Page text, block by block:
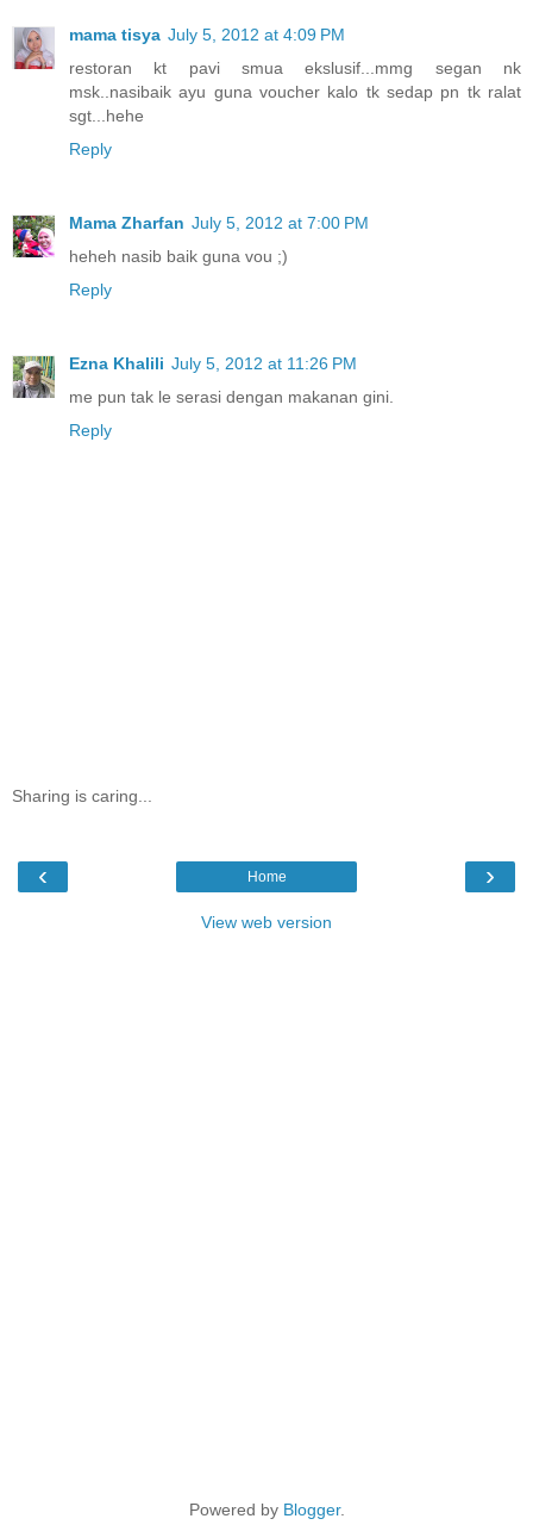
mama tisya July 5, 2012 at 4:09 PM
restoran kt pavi smua ekslusif...mmg segan nk
msk..nasibaik ayu guna voucher kalo tk sedap pn tk ralat
sgt...hehe
Reply
Mama Zharfan July 5, 2012 at 7:00 PM
heheh nasib baik guna vou ;)
Reply
Ezna Khalili July 5, 2012 at 11:26 PM
me pun tak le serasi dengan makanan gini.
Reply
Sharing is caring...
‹ ›
Home
View web version
Powered by Blogger.